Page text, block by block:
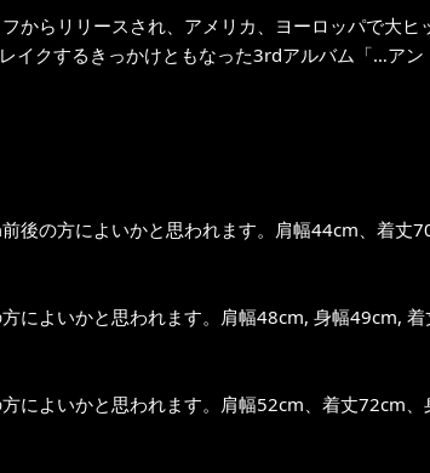
からリリースされ、アメリカ、ヨーロッパで大ヒ
イクするきっかけともなった3rdアルバム「…ア
後の方によいかと思われます。肩幅44cm、着丈
によいかと思われます。肩幅48cm, 身幅49cm,
によいかと思われます。肩幅52cm、着丈72cm、